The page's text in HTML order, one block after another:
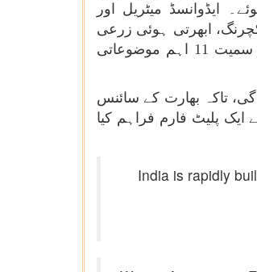
کے 3,000 سے زیادہ شرکاء اکٹھا ہوئے۔ ایڈوانسڈ میٹریل اور
ابھرتی ہوئی زرعی
ٹیکنالوجیز، توانائی، ماحولیات اور آب و ہوا، صحت اور طبی ٹیکنالوجیز، کوانٹم سائنس اور ٹیکنالوجی اور خلائی ٹیکنالوجیز سمیت 11 اہم موضوعاتی
ہوں گی، تاکہ بھارت کے سائنس
ایک پلیٹ فارم فراہم کیا
India is rapidly